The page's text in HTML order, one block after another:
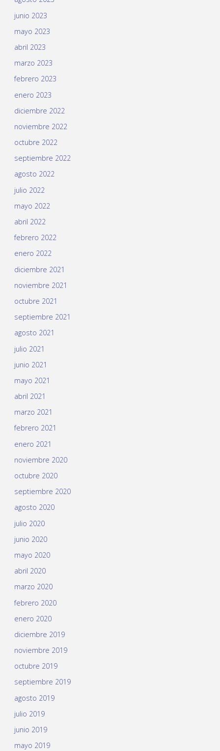
junio 2023
mayo 2023
abril 2023
marzo 2023
febrero 2023
enero 2023
diciembre 2022
noviembre 2022
octubre 2022
septiembre 2022
agosto 2022
julio 2022
mayo 2022
abril 2022
febrero 2022
enero 2022
diciembre 2021
noviembre 2021
octubre 2021
septiembre 2021
agosto 2021
julio 2021
junio 2021
mayo 2021
abril 2021
marzo 2021
febrero 2021
enero 2021
noviembre 2020
octubre 2020
septiembre 2020
agosto 2020
julio 2020
junio 2020
mayo 2020
abril 2020
marzo 2020
febrero 2020
enero 2020
diciembre 2019
noviembre 2019
octubre 2019
septiembre 2019
agosto 2019
julio 2019
junio 2019
mayo 2019